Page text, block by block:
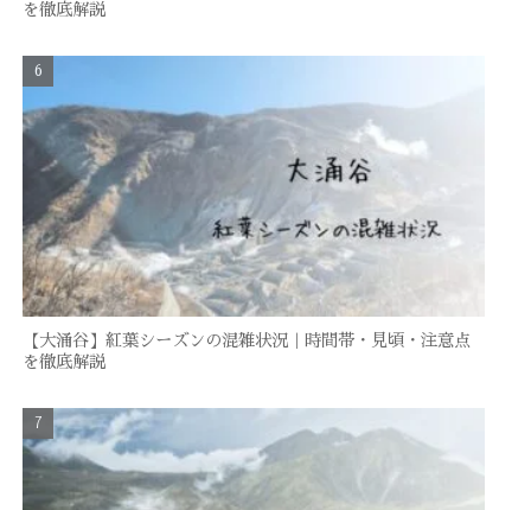
を徹底解説
【大涌谷】紅葉シーズンの混雑状況｜時間帯・見頃・注意点
を徹底解説